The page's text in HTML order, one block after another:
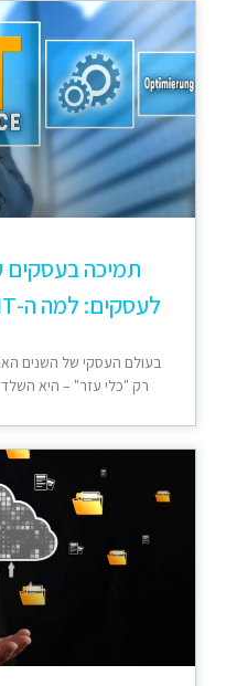
תמיכה בעסקים
לעסקים: למה ה-IT הוא המפתח להצלחה?
בעולם העסקי של השנים
רק "כלי עזר" – היא השלד